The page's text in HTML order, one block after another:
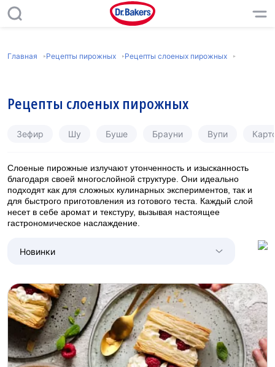
Главная Рецепты пирожных Рецепты слоеных пирожных
Рецепты слоеных пирожных
Зефир Шу Буше Брауни Вупи
Слоеные пирожные излучают утонченность и изысканность
благодаря своей многослойной структуре. Они идеально
подходят как для сложных кулинарных экспериментов, так и
для быстрого приготовления из готового теста. Каждый слой
несет в себе аромат и текстуру, вызывая настоящее
гастрономическое наслаждение.
Новинки